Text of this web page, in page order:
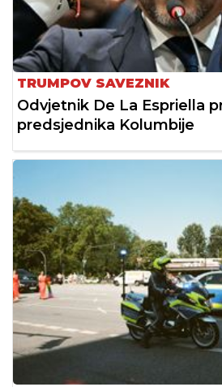
TRUMPOV SAVEZNIK
Odvjetnik De La Espriella
predsjednika Kolumbije